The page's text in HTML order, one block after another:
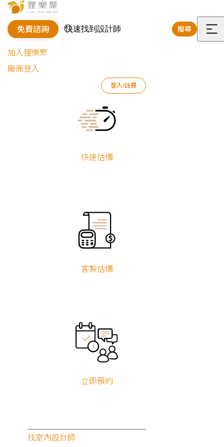
免費諮詢 搜尋
選
加入狸樂聚
廠商登入
登入/註冊
快速估價
客製估價
立即預約
找室內設計師
案例文章